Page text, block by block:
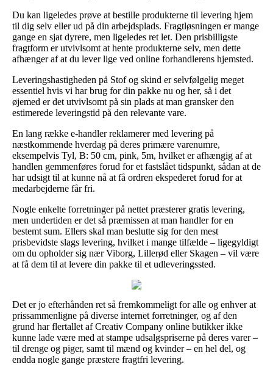
Du kan ligeledes prøve at bestille produkterne til levering hjem
til dig selv eller ud på din arbejdsplads. Fragtløsningen er mange
gange en sjat dyrere, men ligeledes ret let. Den prisbilligste
fragtform er utvivlsomt at hente produkterne selv, men dette
afhænger af at du lever lige ved online forhandlerens hjemsted.
Leveringshastigheden på Stof og skind er selvfølgelig meget
essentiel hvis vi har brug for din pakke nu og her, så i det
øjemed er det utvivlsomt på sin plads at man gransker den
estimerede leveringstid på den relevante vare.
En lang række e-handler reklamerer med levering på
næstkommende hverdag på deres primære varenumre,
eksempelvis Tyl, B: 50 cm, pink, 5m, hvilket er afhængig af at
handlen gemmenføres forud for et fastslået tidspunkt, sådan at de
har udsigt til at kunne nå at få ordren ekspederet forud for at
medarbejderne får fri.
Nogle enkelte forretninger på nettet præsterer gratis levering,
men undertiden er det så præmissen at man handler for en
bestemt sum. Ellers skal man beslutte sig for den mest
prisbevidste slags levering, hvilket i mange tilfælde – ligegyldigt
om du opholder sig nær Viborg, Lillerød eller Skagen – vil være
at få dem til at levere din pakke til et udleveringssted.
Det er jo efterhånden ret så fremkommeligt for alle og enhver at
prissammenligne på diverse internet forretninger, og af den
grund har flertallet af Creativ Company online butikker ikke
kunne lade være med at stampe udsalgspriserne på deres varer –
til drenge og piger, samt til mænd og kvinder – en hel del, og
endda nogle gange præstere fragtfri levering.